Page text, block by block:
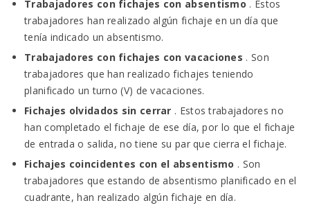
Trabajadores con fichajes con absentismo . Estos
trabajadores han realizado algún fichaje en un día que
tenía indicado un absentismo.
Trabajadores con fichajes con vacaciones . Son
trabajadores que han realizado fichajes teniendo
planificado un turno (V) de vacaciones.
Fichajes olvidados sin cerrar . Estos trabajadores no
han completado el fichaje de ese día, por lo que el fichaje
de entrada o salida, no tiene su par que cierra el fichaje.
Fichajes coincidentes con el absentismo . Son
trabajadores que estando de absentismo planificado en el
cuadrante, han realizado algún fichaje en día.